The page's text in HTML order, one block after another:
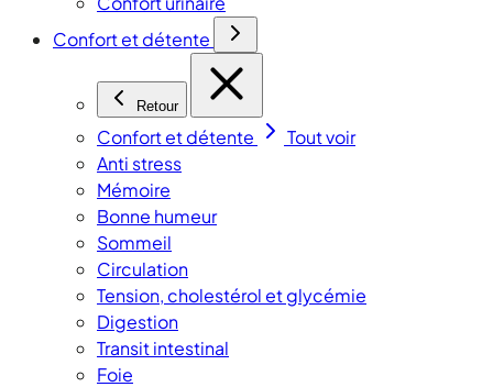
Confort et détente
Retour
Confort et détente
Tout voir
Anti stress
Mémoire
Bonne humeur
Sommeil
Circulation
Tension, cholestérol et glycémie
Digestion
Transit intestinal
Foie